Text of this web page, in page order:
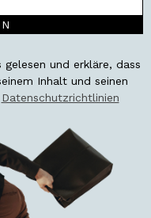
und erkläre, dass
Inhalt und seinen
Datenschutzrichtlinien